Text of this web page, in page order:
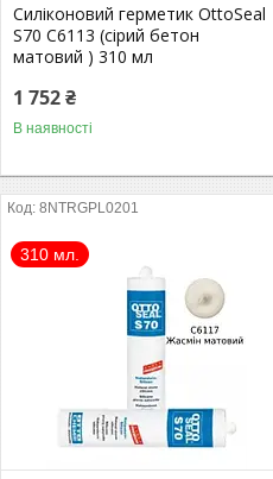
Силіконовий герметик OttoSeal
S70 С6113 (сірий бетон
матовий ) 310 мл
1 752 ₴
В наявності
8NTRGPL0201
310 мл.